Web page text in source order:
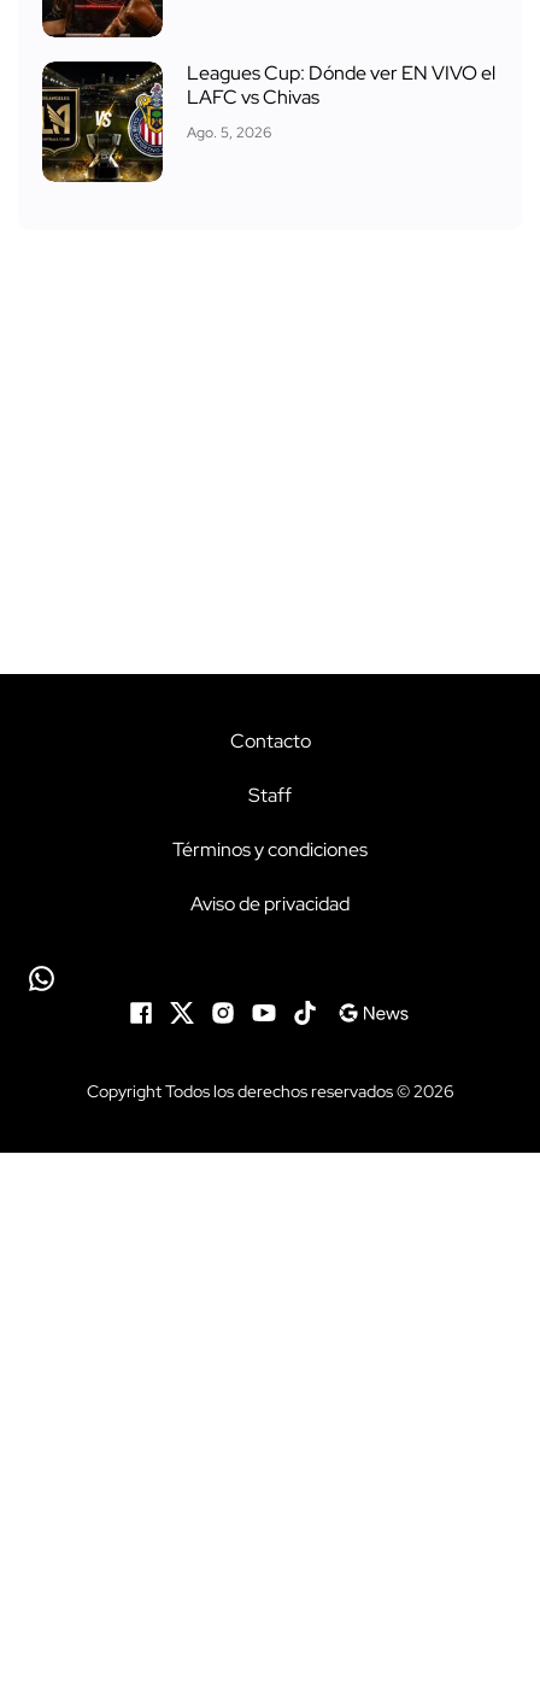
Leagues Cup: Dónde ver EN VIVO el
LAFC vs Chivas
Ago. 5, 2026
Contacto
Staff
Términos y condiciones
Aviso de privacidad
Copyright Todos los derechos reservados © 2026